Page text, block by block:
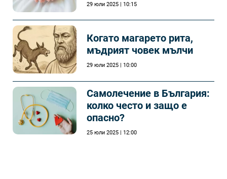
29 юли 2025 | 10:15
Когато магарето рита,
мъдрият човек мълчи
29 юли 2025 | 10:00
Самолечeние в България:
колко често и защо е
опасно?
25 юли 2025 | 12:00